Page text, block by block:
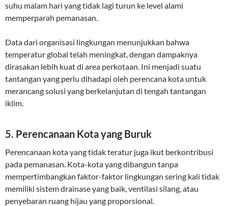
suhu malam hari yang tidak lagi turun ke level alami
memperparah pemanasan.
Data dari organisasi lingkungan menunjukkan bahwa
temperatur global telah meningkat, dengan dampaknya
dirasakan lebih kuat di area perkotaan. Ini menjadi suatu
tantangan yang perlu dihadapi oleh perencana kota untuk
merancang solusi yang berkelanjutan di tengah tantangan
iklim.
5. Perencanaan Kota yang Buruk
Perencanaan kota yang tidak teratur juga ikut berkontribusi
pada pemanasan. Kota-kota yang dibangun tanpa
mempertimbangkan faktor-faktor lingkungan sering kali tidak
memiliki sistem drainase yang baik, ventilasi silang, atau
penyebaran ruang hijau yang proporsional.